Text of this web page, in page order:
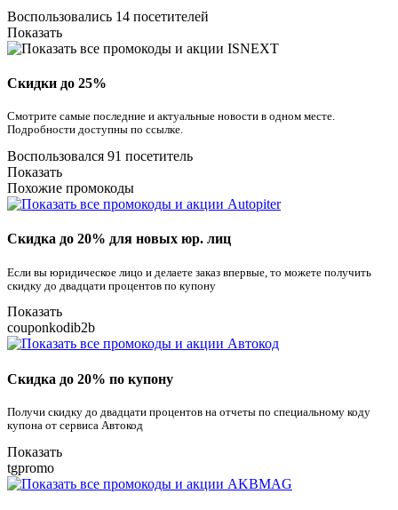
Воспользовались 14 посетителей
Показать
Скидки до 25%
Смотрите самые последние и актуальные новости в одном месте.
Подробности доступны по ссылке.
Воспользовался 91 посетитель
Показать
Похожие промокоды
Скидка до 20% для новых юр. лиц
Если вы юридическое лицо и делаете заказ впервые, то можете получить
скидку до двадцати процентов по купону
Показать
couponkodib2b
Скидка до 20% по купону
Получи скидку до двадцати процентов на отчеты по специальному коду
купона от сервиса Автокод
Показать
tgpromo